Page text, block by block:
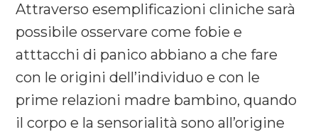
Attraverso esemplificazioni cliniche sarà
possibile osservare come fobie e
atttacchi di panico abbiano a che fare
con le origini dell’individuo e con le
prime relazioni madre bambino, quando
il corpo e la sensorialità sono all’origine